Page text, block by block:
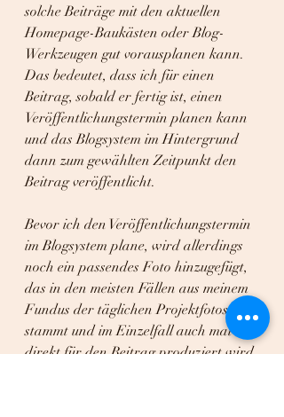
solche Beiträge mit den aktuellen
Homepage-Baukästen oder Blog-
Werkzeugen gut vorausplanen kann.
Das bedeutet, dass ich für einen
Beitrag, sobald er fertig ist, einen
Veröffentlichungstermin planen kann
und das Blogsystem im Hintergrund
dann zum gewählten Zeitpunkt den
Beitrag veröffentlicht.
Bevor ich den Veröffentlichungstermin
im Blogsystem plane, wird allerdings
noch ein passendes Foto hinzugefügt,
das in den meisten Fällen aus meinem
Fundus der täglichen Projektfotos
stammt und im Einzelfall auch mal
direkt für den Beitrag produziert wird.